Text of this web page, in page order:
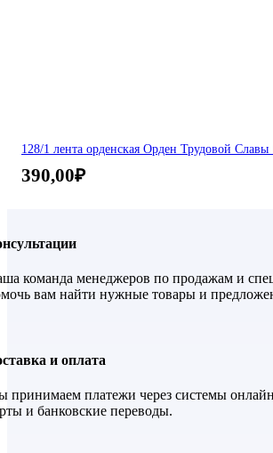
128/1 лента орденская Орден Трудовой Славы
390,00₽
команда менеджеров по продажам и
вам найти нужные товары и
и оплата
принимаем платежи через системы
и банковские переводы.